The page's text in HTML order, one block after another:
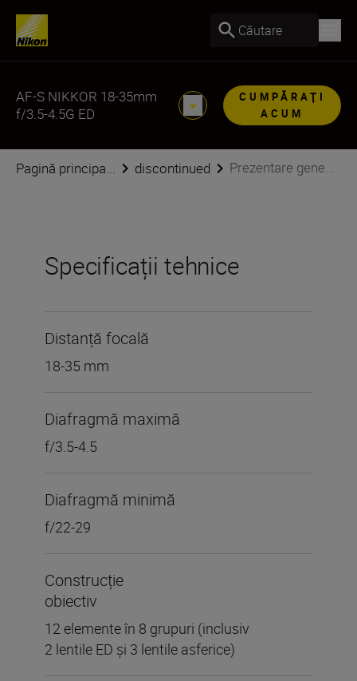
Căutare
AF-S NIKKOR 18-35mm
f/3.5-4.5G ED
CUMPĂRAŢI
ACUM
Pagină principa... discontinued Prezentare gene...
Specificații tehnice
Distanță focală
18-35 mm
Diafragmă maximă
f/3.5-4.5
Diafragmă minimă
f/22-29
Construcție
obiectiv
12 elemente în 8 grupuri (inclusiv
2 lentile ED și 3 lentile asferice)